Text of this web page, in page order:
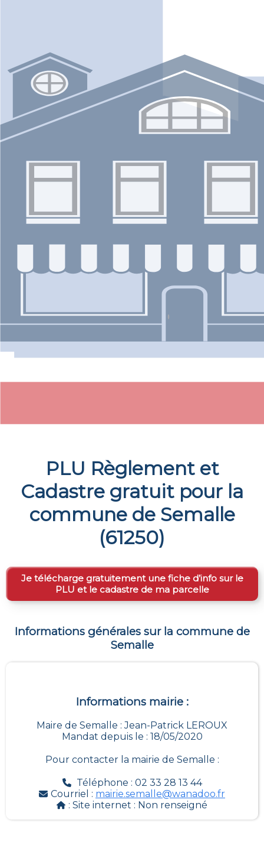
PLU Règlement et
Cadastre gratuit pour la
commune de Semalle
(61250)
Je télécharge gratuitement une fiche d’info sur le
PLU et le cadastre de ma parcelle
Informations générales sur la commune de
Semalle
Informations mairie :
Maire de Semalle : Jean-Patrick LEROUX
Mandat depuis le : 18/05/2020
Pour contacter la mairie de Semalle :
Téléphone : 02 33 28 13 44
Courriel : mairie.semalle@wanadoo.fr
: Site internet : Non renseigné